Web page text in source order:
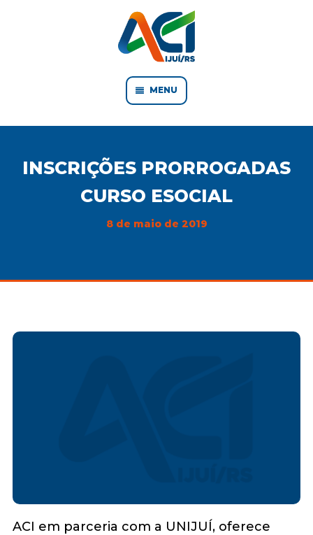
MENU
INSCRIÇÕES PRORROGADAS
CURSO ESOCIAL
8 de maio de 2019
ACI em parceria com a UNIJUÍ, oferece